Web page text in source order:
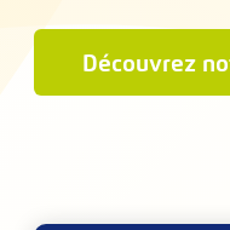
Découvrez